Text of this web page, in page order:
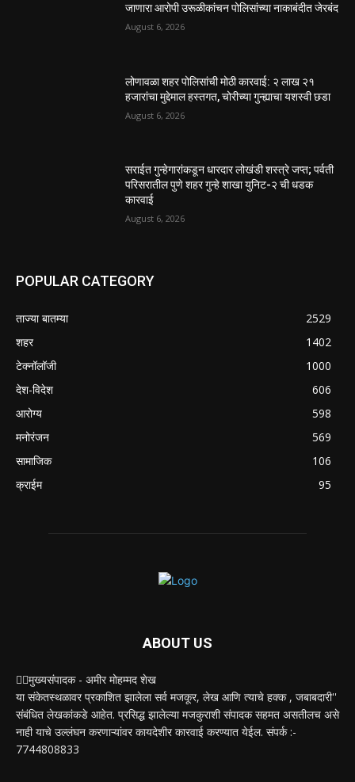
जाणारा आरोपी उरूळीकांचन पोलिसांच्या नाकाबंदीत जेरबंद
August 6, 2026
लोणावळा शहर पोलिसांची मोठी कारवाई: २ लाख २१
हजारांचा मुद्देमाल हस्तगत, चोरीच्या गुन्ह्याचा यशस्वी छडा
August 6, 2026
सराईत गुन्हेगारांकडून धारदार लोखंडी शस्त्रे जप्त; पर्वती
परिसरातील पुणे शहर गुन्हे शाखा युनिट-२ ची धडक
कारवाई
August 6, 2026
POPULAR CATEGORY
ताज्या बातम्या
2529
शहर
1402
टेक्नॉलॉजी
1000
देश-विदेश
606
आरोग्य
598
मनोरंजन
569
सामाजिक
106
क्राईम
95
ABOUT US
✍🏻मुख्यसंपादक - अमीर मोहम्मद शेख
या संकेतस्थळावर प्रकाशित झालेला सर्व मजकूर, लेख आणि त्याचे हक्क , जबाबदारी''
संबंधित लेखकांकडे आहेत. प्रसिद्ध झालेल्या मजकुराशी संपादक सहमत असतीलच असे
नाही याचे उल्लंघन करणाऱ्यांवर कायदेशीर कारवाई करण्यात येईल. संपर्क :-
7744808833